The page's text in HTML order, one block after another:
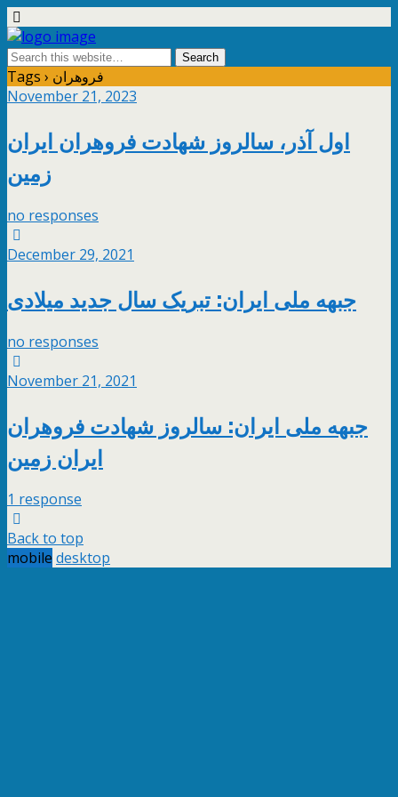
Tags › فروهران
November 21, 2023
اول آذر، سالروز شهادت فروهران ایران
زمین
no responses
December 29, 2021
جبهه ملی ایران: تبریک سال جدید میلادی
no responses
November 21, 2021
جبهه ملی ایران: سالروز شهادت فروهران
ایران زمین
1 response
Back to top
mobile desktop